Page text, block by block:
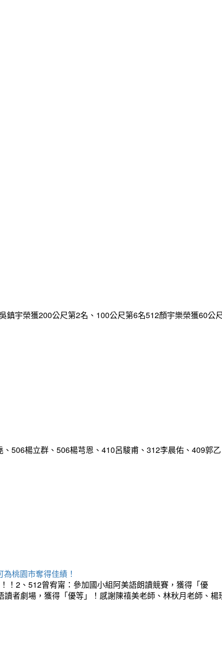
鎮宇榮獲200公尺第2名、100公尺第6名512顏宇樂榮獲60公
506楊立群、506楊芎恩、410呂駿甫、312李晨佑、409郭乙
桃園市奪得佳績！
！2、512曾宥甯：參加國小組阿美語朗讀競賽，獲得「優
者劇場，獲得「優等」！感謝陳禧美老師、林秋月老師、楊